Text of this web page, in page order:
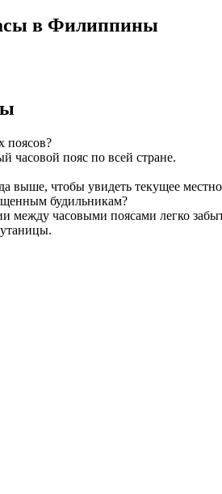
в Филиппины
поясов?
часовой пояс по всей стране.
выше, чтобы увидеть текущее
будильникам?
между часовыми поясами легко